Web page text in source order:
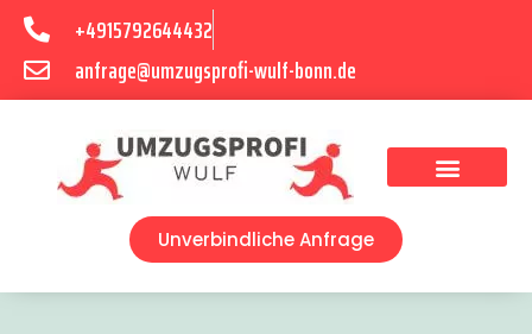
+4915792644432
anfrage@umzugsprofi-wulf-bonn.de
Unverbindliche Anfrage